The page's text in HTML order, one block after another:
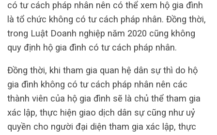
có tư cách pháp nhân nên có thể xem hộ gia đình
là tổ chức không có tư cách pháp nhân. Đồng thời,
trong Luật Doanh nghiệp năm 2020 cũng không
quy định hộ gia đình có tư cách pháp nhân.
Đồng thời, khi tham gia quan hệ dân sự thì do hộ
gia đình không có tư cách pháp nhân nên các
thành viên của hộ gia đình sẽ là chủ thể tham gia
xác lập, thực hiện giao dịch dân sự cũng như uỷ
quyền cho người đại diện tham gia xác lập, thực